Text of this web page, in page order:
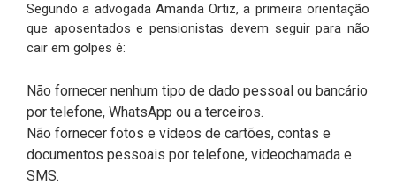
Segundo a advogada Amanda Ortiz, a primeira orientação
que aposentados e pensionistas devem seguir para não
cair em golpes é:
Não fornecer nenhum tipo de dado pessoal ou bancário
por telefone, WhatsApp ou a terceiros.
Não fornecer fotos e vídeos de cartões, contas e
documentos pessoais por telefone, videochamada e
SMS.